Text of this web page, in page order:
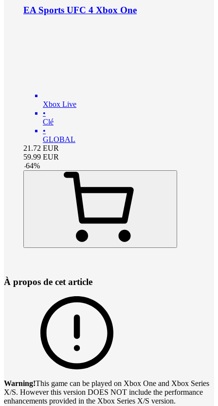
EA Sports UFC 4 Xbox One
Xbox Live
•
Clé
•
GLOBAL
21.72 EUR
59.99 EUR
-64%
À propos de cet article
Warning!This game can be played on Xbox One and Xbox Series
X/S. However this version DOES NOT include the performance
enhancements provided in the Xbox Series X/S version.